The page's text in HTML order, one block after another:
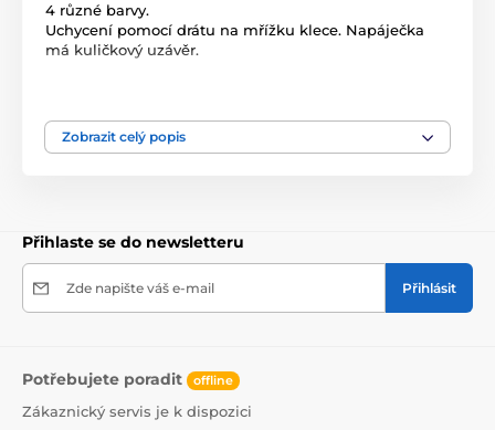
4 různé barvy.
Uchycení pomocí drátu na mřížku klece. Napáječka
má kuličkový uzávěr.
Hlodavci Napáječky
Zobrazit celý popis
Přihlaste se do newsletteru
Zde napište váš e-mail Přihlásit
Potřebujete poradit offline
Zákaznický servis je k dispozici